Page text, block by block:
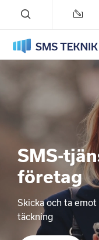
SMS-
företag
Skicka och ta
täckning